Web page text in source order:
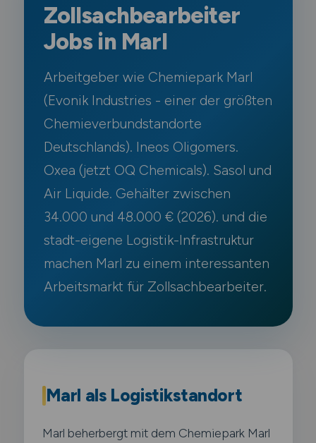
Zollsachbearbeiter
Jobs in Marl
Arbeitgeber wie Chemiepark Marl
(Evonik Industries - einer der größten
Chemieverbundstandorte
Deutschlands). Ineos Oligomers.
Oxea (jetzt OQ Chemicals). Sasol und
Air Liquide. Gehälter zwischen
34.000 und 48.000 € (2026). und die
stadt-eigene Logistik-Infrastruktur
machen Marl zu einem interessanten
Arbeitsmarkt für Zollsachbearbeiter.
Marl als Logistikstandort
Marl beherbergt mit dem Chemiepark Marl